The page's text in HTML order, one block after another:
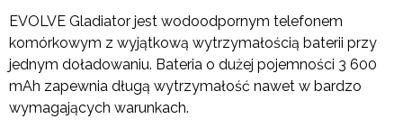
EVOLVE Gladiator jest wodoodpornym telefonem
komórkowym z wyjątkową wytrzymałością baterii przy
jednym doładowaniu. Bateria o dużej pojemności 3 600
mAh zapewnia długą wytrzymałość nawet w bardzo
wymagających warunkach.